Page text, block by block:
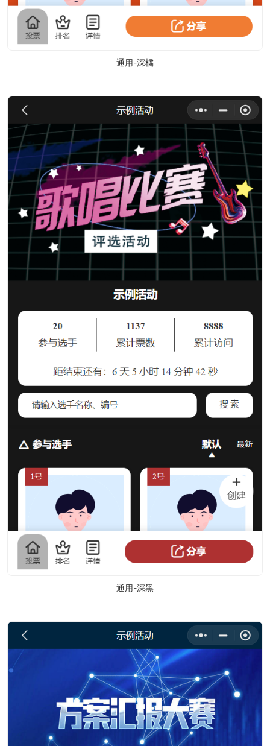
通用-深橘
通用-深黑